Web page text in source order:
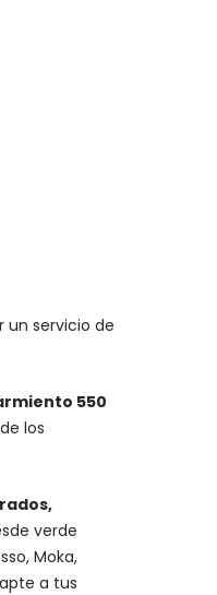
un servicio de
550
los
verde
Moka,
a tus